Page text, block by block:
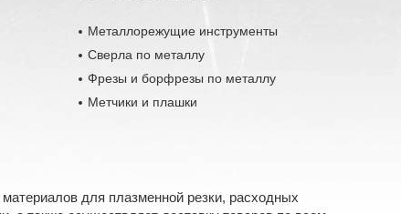
Металлорежущие инструменты
Сверла по металлу
Фрезы и борфрезы по металлу
Метчики и плашки
для плазменной резки, расходных